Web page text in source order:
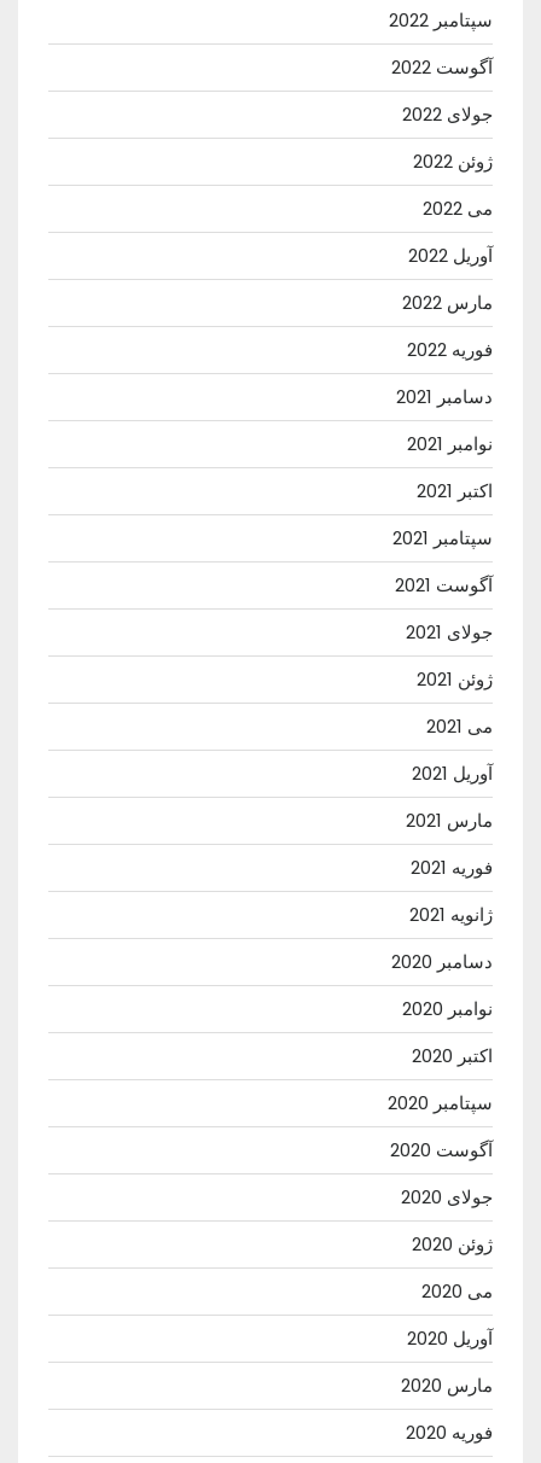
سپتامبر 2022
آگوست 2022
جولای 2022
ژوئن 2022
می 2022
آوریل 2022
مارس 2022
فوریه 2022
دسامبر 2021
نوامبر 2021
اکتبر 2021
سپتامبر 2021
آگوست 2021
جولای 2021
ژوئن 2021
می 2021
آوریل 2021
مارس 2021
فوریه 2021
ژانویه 2021
دسامبر 2020
نوامبر 2020
اکتبر 2020
سپتامبر 2020
آگوست 2020
جولای 2020
ژوئن 2020
می 2020
آوریل 2020
مارس 2020
فوریه 2020